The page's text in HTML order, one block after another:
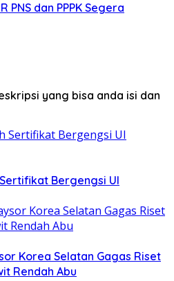
PNS dan PPPK Segera
yang bisa anda isi dan
Bergengsi UI
Korea Selatan Gagas Riset
Rendah Abu